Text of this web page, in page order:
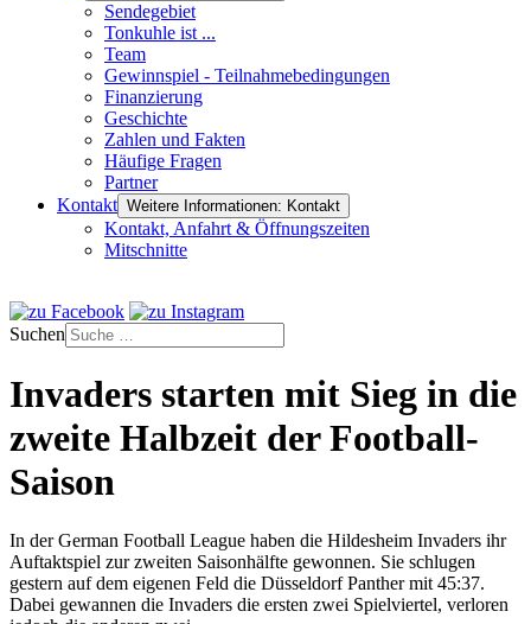
Sendegebiet
Tonkuhle ist ...
Team
Gewinnspiel - Teilnahmebedingungen
Finanzierung
Geschichte
Zahlen und Fakten
Häufige Fragen
Partner
Kontakt Weitere Informationen: Kontakt
Kontakt, Anfahrt & Öffnungszeiten
Mitschnitte
Suchen
Invaders starten mit Sieg in die
zweite Halbzeit der Football-
Saison
In der German Football League haben die Hildesheim Invaders ihr
Auftaktspiel zur zweiten Saisonhälfte gewonnen. Sie schlugen
gestern auf dem eigenen Feld die Düsseldorf Panther mit 45:37.
Dabei gewannen die Invaders die ersten zwei Spielviertel, verloren